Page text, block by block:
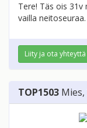
Tere! Täs ois 31v
vailla
Liity ja ota yhteyttä
TOP1503 Mies